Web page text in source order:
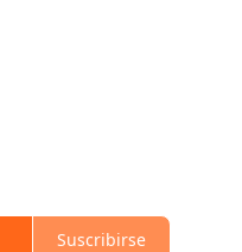
Suscribirse